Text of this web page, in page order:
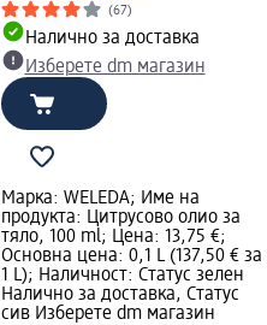
(67)
Налично за доставка
Изберете dm магазин
Марка: WELEDA; Име на
продукта: Цитрусово олио за
тяло, 100 ml; Цена: 13,75 €;
Основна цена: 0,1 L (137,50 € за
1 L); Наличност: Статус зелен
Налично за доставка, Статус
сив Изберете dm магазин